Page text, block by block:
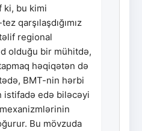
ki, bu kimi
qarşılaşdığımız
regional
olduğu bir mühitdə,
həqiqətən də
BMT-nin hərbi
istifadə edə biləcəyi
Bu mövzuda